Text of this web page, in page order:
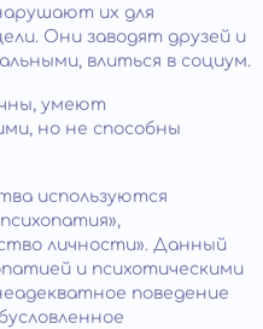
их для
Они заводят друзей и
влиться в социум.
умеют
но не способны
используются
личности». Данный
и психотическими
поведение